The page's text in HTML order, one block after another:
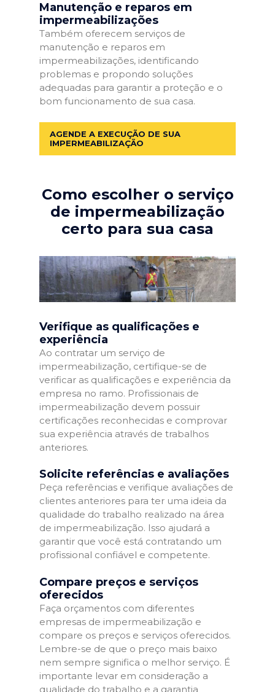
Manutenção e reparos em
impermeabilizações
Também oferecem serviços de
manutenção e reparos em
impermeabilizações, identificando
problemas e propondo soluções
adequadas para garantir a proteção e o
bom funcionamento de sua casa.
AGENDE A EXECUÇÃO DE SUA
IMPERMEABILIZAÇÃO
Como escolher o serviço
de impermeabilização
certo para sua casa
Verifique as qualificações e
experiência
Ao contratar um serviço de
impermeabilização, certifique-se de
verificar as qualificações e experiência da
empresa no ramo. Profissionais de
impermeabilização devem possuir
certificações reconhecidas e comprovar
sua experiência através de trabalhos
anteriores.
Solicite referências e avaliações
Peça referências e verifique avaliações de
clientes anteriores para ter uma ideia da
qualidade do trabalho realizado na área
de impermeabilização. Isso ajudará a
garantir que você está contratando um
profissional confiável e competente.
Compare preços e serviços
oferecidos
Faça orçamentos com diferentes
empresas de impermeabilização e
compare os preços e serviços oferecidos.
Lembre-se de que o preço mais baixo
nem sempre significa o melhor serviço. É
importante levar em consideração a
qualidade do trabalho e a garantia